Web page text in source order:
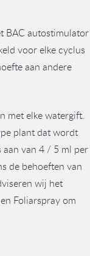
BAC autostimulator
voor elke cyclus
aan andere
met elke watergift.
plant dat wordt
aan van 4 / 5 ml per
de behoeften van
wij het
Foliarspray om